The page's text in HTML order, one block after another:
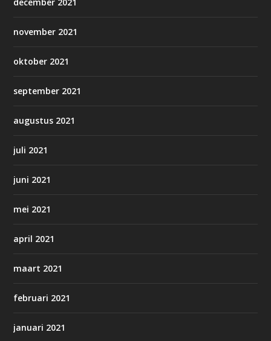
november 2021
oktober 2021
september 2021
augustus 2021
juli 2021
juni 2021
mei 2021
april 2021
maart 2021
februari 2021
januari 2021